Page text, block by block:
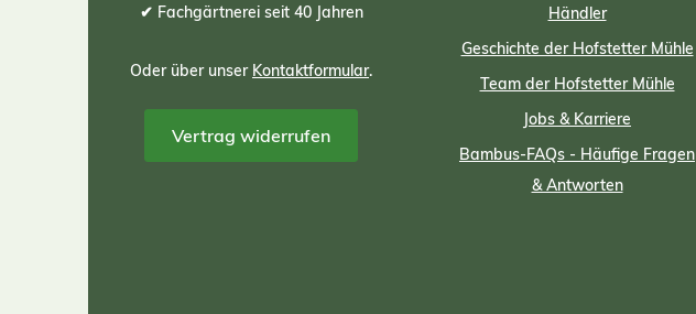
✔ Fachgärtnerei seit 40 Jahren
Oder über unser Kontaktformular.
Vertrag widerrufen
Händler
Geschichte der Hofstetter Mühle
Team der Hofstetter Mühle
Jobs & Karriere
Bambus-FAQs - Häufige Fragen
& Antworten